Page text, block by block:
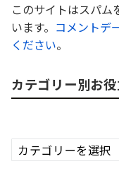
このサイトはスパ
います。 コメントデ
ください。
カテゴリー別お
カ
テ